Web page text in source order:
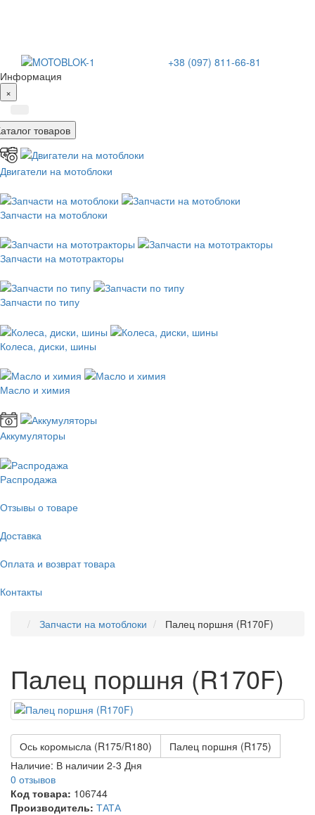
+38 (097) 811-66-81
Информация
×
товаров
Двигатели на мотоблоки
Запчасти на мотоблоки
Запчасти на мототракторы
Запчасти по типу
Колеса, диски, шины
Масло и химия
Аккумуляторы
Распродажа
Отзывы о товаре
Доставка
Оплата и возврат товара
Контакты
Запчасти на мотоблоки Палец поршня (R170F)
Палец поршня (R170F)
Ось коромысла (R175/R180)
Палец поршня (R175)
Наличие: В наличии 2-3 Дня
0 отзывов
Код товара: 106744
Производитель: ТАТА